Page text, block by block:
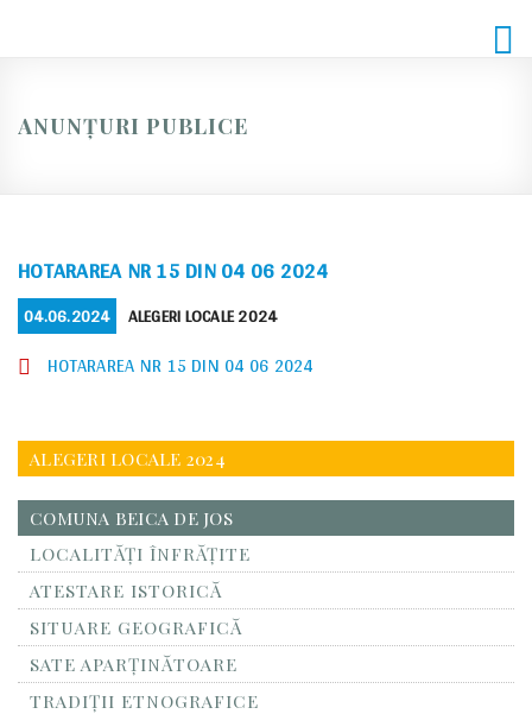
ANUNȚURI PUBLICE
HOTARAREA NR 15 DIN 04 06 2024
POSTED
ON
04.06.2024 CATEGORIES
ALEGERI LOCALE 2024
HOTARAREA NR 15 DIN 04 06 2024
ALEGERI LOCALE 2024
COMUNA BEICA DE JOS
LOCALITĂŢI ÎNFRĂŢITE
ATESTARE ISTORICĂ
SITUARE GEOGRAFICĂ
SATE APARȚINĂTOARE
TRADIȚII ETNOGRAFICE